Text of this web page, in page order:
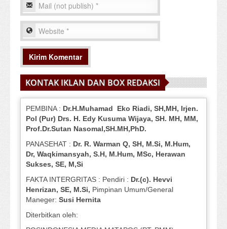
KONTAK IKLAN DAN BOX REDAKSI
PEMBINA : Dr.H.Muhamad Eko Riadi, SH,MH, Irjen.
Pol (Pur) Drs. H. Edy Kusuma Wijaya, SH. MH, MM,
Prof.Dr.Sutan Nasomal,SH.MH,PhD.
PANASEHAT : Dr. R. Warman Q, SH, M.Si, M.Hum,
Dr, Waqkimansyah, S.H, M.Hum, MSc, Herawan
Sukses, SE, M,Si
FAKTA INTERGRITAS : Pendiri : Dr.(c). Hevvi
Henrizan, SE, M.Si, Pimpinan Umum/General
Maneger: Susi Hernita
Diterbitkan oleh: